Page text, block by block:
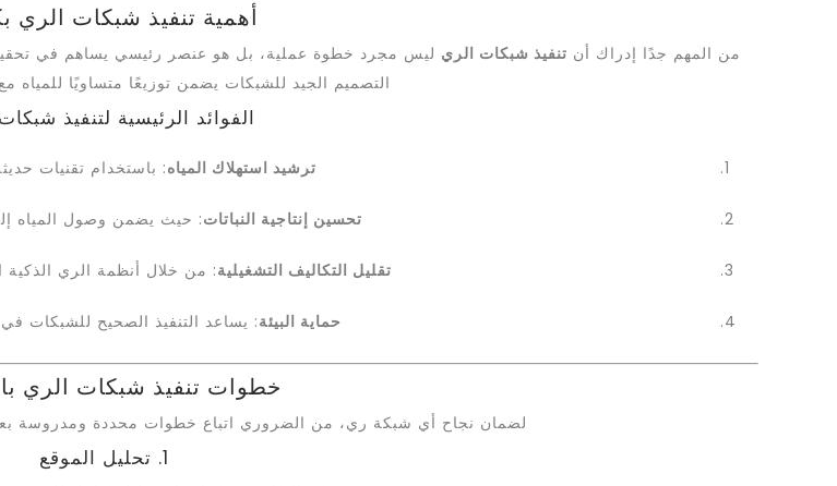
أهمية تنفيذ شبكات الري
من المهم جدًا إدراك أن تنفيذ شبكات الري ليس مجرد خطوة عملية، بل هو عنصر رئيسي يساهم في تحقيق
التصميم الجيد للشبكات يضمن توزيعًا متساويًا للمياه
الفوائد الرئيسية لتنفيذ
ترشيد استهلاك المياه: باستخدام تقنيات
تحسين إنتاجية النباتات: حيث يضمن وصول المياه
تقليل التكاليف التشغيلية: من خلال أنظمة الري الذكية
حماية البيئة: يساعد التنفيذ الصحيح للشبكات
خطوات تنفيذ شبكات الري
لضمان نجاح أي شبكة ري، من الضروري اتباع خطوات محددة ومدروسة
1. تحليل الموقع